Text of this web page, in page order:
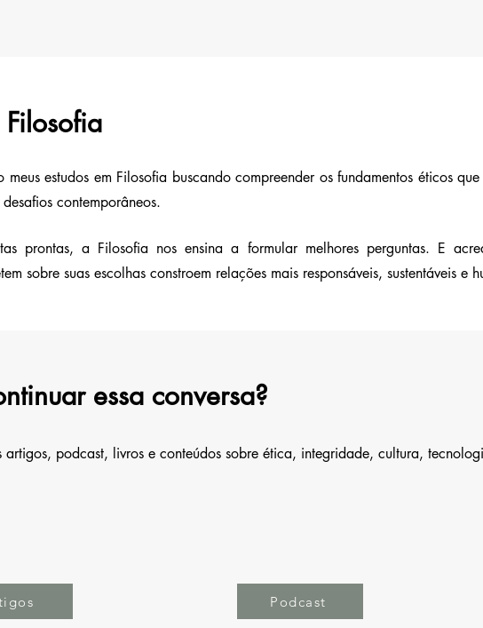
meus estudos em Filosofia buscando compreender os fundamentos éticos
contemporâneos.
prontas, a Filosofia nos ensina a formular melhores perguntas. E
sobre suas escolhas constroem relações mais responsáveis, sustentáveis e
essa conversa?
artigos, podcast, livros e conteúdos sobre ética, integridade, cultura,
Podcast